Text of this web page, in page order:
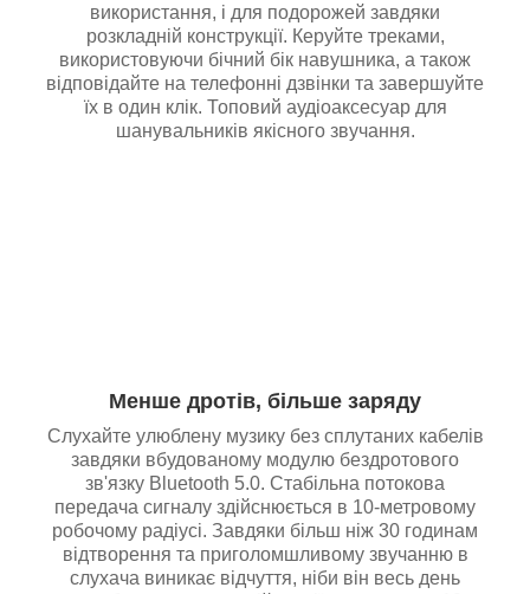
використання, і для подорожей завдяки
розкладній конструкції. Керуйте треками,
використовуючи бічний бік навушника, а також
відповідайте на телефонні дзвінки та завершуйте
їх в один клік. Топовий аудіоаксесуар для
шанувальників якісного звучання.
Менше дротів, більше заряду
Слухайте улюблену музику без сплутаних кабелів
завдяки вбудованому модулю бездротового
зв'язку Bluetooth 5.0. Стабільна потокова
передача сигналу здійснюється в 10-метровому
робочому радіусі. Завдяки більш ніж 30 годинам
відтворення та приголомшливому звучанню в
слухача виникає відчуття, ніби він весь день